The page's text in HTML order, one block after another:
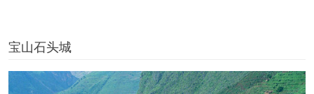
宝山石头城